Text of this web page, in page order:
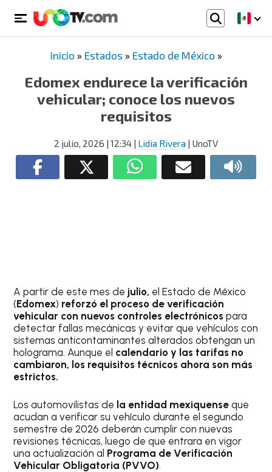
Inicio » Estados » Estado de México »
Edomex endurece la verificación
vehicular; conoce los nuevos
requisitos
2 julio, 2026 | 12:34 | Lidia Rivera | UnoTV
A partir de este mes de julio, el Estado de México
(Edomex) reforzó el proceso de verificación
vehicular con nuevos controles electrónicos para
detectar fallas mecánicas y evitar que vehículos con
sistemas anticontaminantes alterados obtengan un
holograma. Aunque el calendario y las tarifas no
cambiaron, los requisitos técnicos ahora son más
estrictos.
Los automovilistas de la entidad mexiquense que
acudan a verificar su vehículo durante el segundo
semestre de 2026 deberán cumplir con nuevas
revisiones técnicas, luego de que entrara en vigor
una actualización al Programa de Verificación
Vehicular Obligatoria (PVVO).